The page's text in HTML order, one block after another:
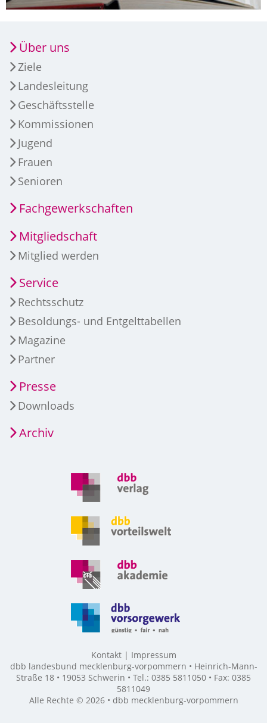
Über uns
Ziele
Landesleitung
Geschäftsstelle
Kommissionen
Jugend
Frauen
Senioren
Fachgewerkschaften
Mitgliedschaft
Mitglied werden
Service
Rechtsschutz
Besoldungs- und Entgelttabellen
Magazine
Partner
Presse
Downloads
Archiv
Kontakt
Impressum
dbb landesbund mecklenburg-vorpommern • Heinrich-Mann-
Straße 18 • 19053 Schwerin • Tel.: 0385 5811050 • Fax: 0385
5811049
Alle Rechte © 2026 • dbb mecklenburg-vorpommern